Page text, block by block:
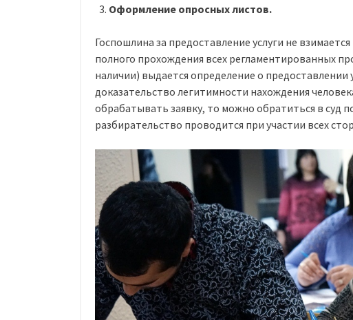
Оформление опросных листов.
Госпошлина за предоставление услуги не
полного прохождения всех регламентированных
наличии) выдается определение о предоставлении
доказательство легитимности нахождения
обрабатывать заявку, то можно обратиться в суд
разбирательство проводится при участии всех